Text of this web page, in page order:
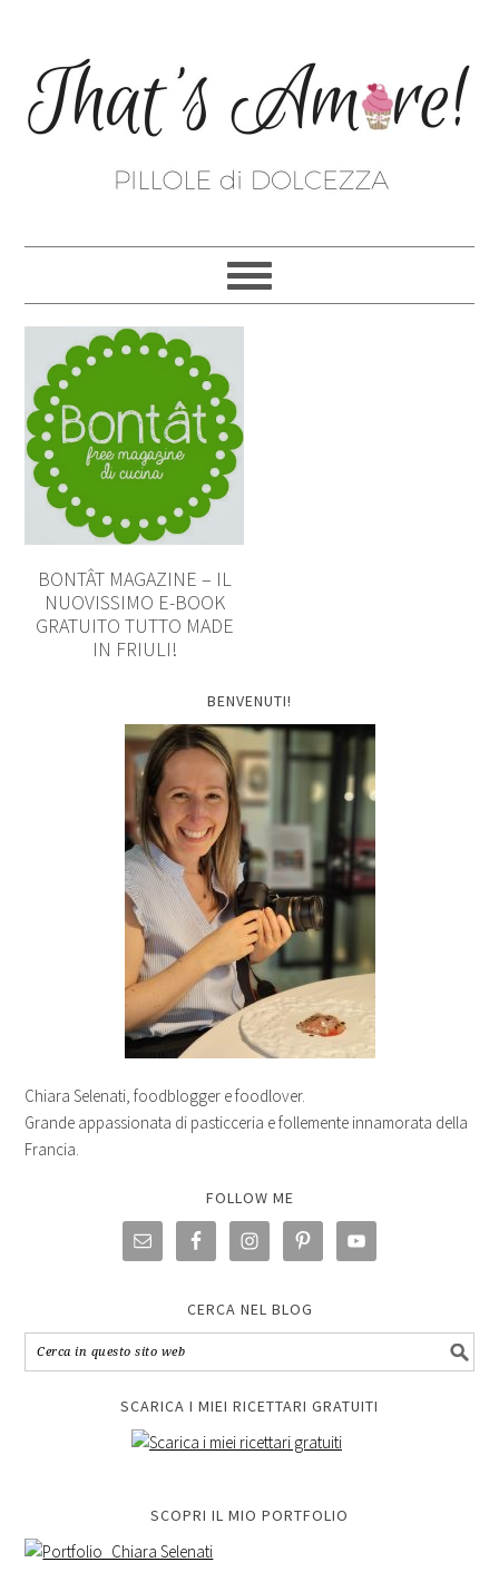
BONTÂT MAGAZINE – IL
NUOVISSIMO E-BOOK
GRATUITO TUTTO MADE
IN FRIULI!
BENVENUTI!
Chiara Selenati, foodblogger e foodlover.
Grande appassionata di pasticceria e follemente innamorata della
Francia.
FOLLOW ME
CERCA NEL BLOG
SCARICA I MIEI RICETTARI GRATUITI
SCOPRI IL MIO PORTFOLIO